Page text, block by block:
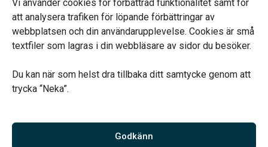
Vi använder cookies för förbättrad funktionalitet samt för
att analysera trafiken för löpande förbättringar av
webbplatsen och din användarupplevelse. Cookies är små
textfiler som lagras i din webbläsare av sidor du besöker.
Du kan när som helst dra tillbaka ditt samtycke genom att
trycka “Neka”.
Godkänn
Telefonjour dygnet runt.